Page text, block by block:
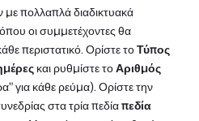
πολλαπλά διαδικτυακά
οι συμμετέχοντες θα
περιστατικό. Ορίστε τοΤύπος
και ρυθμίστε τοΑριθμός
για κάθε ρεύμα). Ορίστε την
στα τρία πεδίαπεδία